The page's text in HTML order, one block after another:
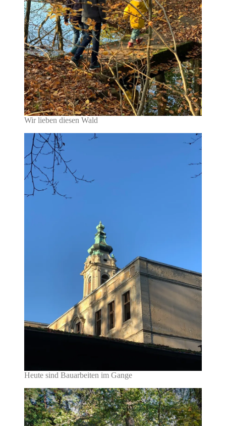
Wir lieben diesen Wald
Heute sind Bauarbeiten im Gange